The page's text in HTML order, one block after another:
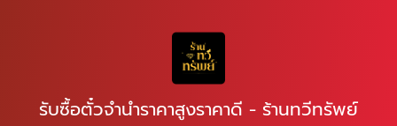
รับซื้อตั๋วจำนำราคาสูงราคาดี - ร้านทวีทรัพย์